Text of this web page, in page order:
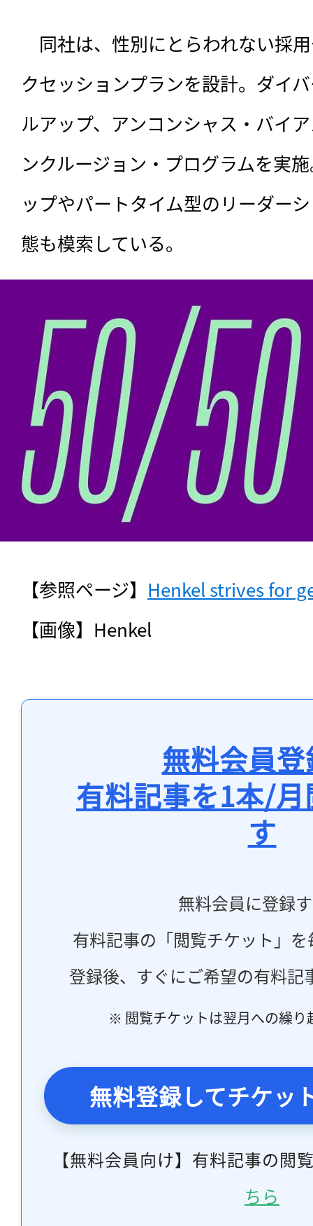
同社は、性別にとらわれない採
クセッションプランを設計。ダイ
ルアップ、アンコンシャス・バイ
ンクルージョン・プログラムを実
ップやパートタイム型のリーダー
態も模索している。
【参照ページ】 Henkel strives for
【画像】Henkel
無料会員
有料記事を1本/
す
無料会員に登録
有料記事の「閲覧チケット」
登録後、すぐにご希望の有料記
※ 閲覧チケットは翌月への繰り
無料登録してチケッ
【無料会員向け】有料記事の閲
ちら